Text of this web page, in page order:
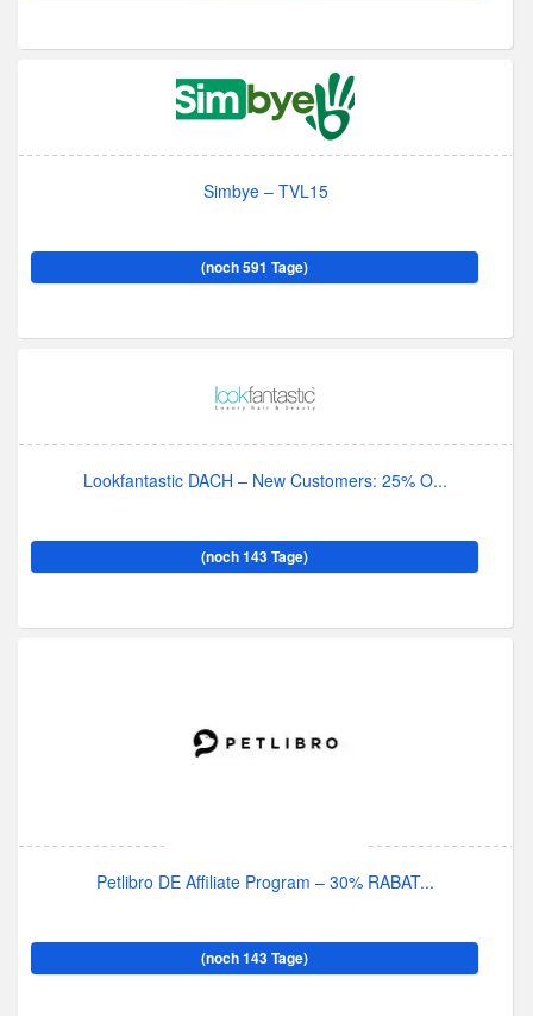
Simbye – TVL15
(noch 591 Tage)
Lookfantastic DACH – New Customers: 25% O...
(noch 143 Tage)
Petlibro DE Affiliate Program – 30% RABAT...
(noch 143 Tage)